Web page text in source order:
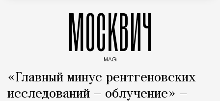
МОСКВИЧ
MAG
«Главный минус рентгеновских
исследований — облучение» —